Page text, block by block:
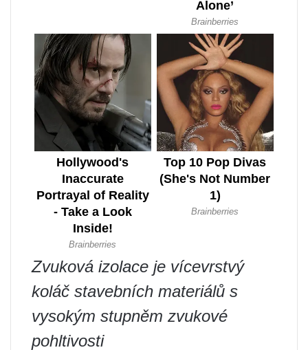
Zvuková izolace je vícevrstvý
koláč stavebních materiálů s
vysokým stupněm zvukové
pohltivosti